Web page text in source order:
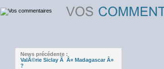
News précédente :
ValÃ©rie Siclay Ã Â« Madagascar Â»
?